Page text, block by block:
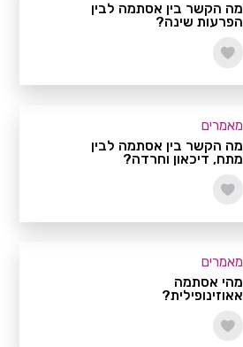
מה הקשר בין אסתמה לבין
הפרעות שינה?
מאמרים
מה הקשר בין אסתמה לבין
מתח, דיכאון וחרדה?
מאמרים
מהי אסתמה
אאוזינופילית?